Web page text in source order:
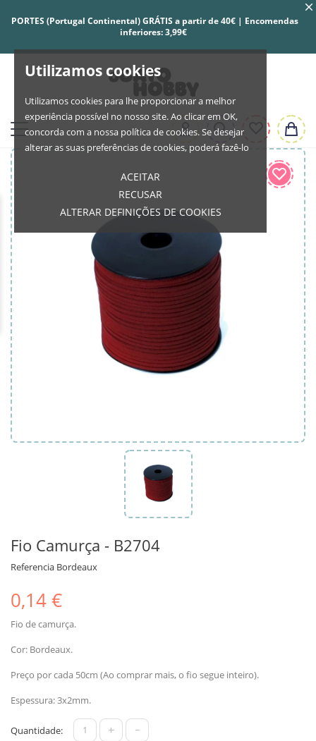
Utilizamos cookies
Utilizamos cookies para lhe proporcionar a melhor
experiência possível no nosso site. Ao clicar em OK,
concorda com a nossa política de cookies. Se desejar
alterar as suas preferências de cookies, poderá fazê-lo
ACEITAR
RECUSAR
ALTERAR DEFINIÇÕES DE COOKIES
PORTES (Portugal Continental) GRÁTIS a partir de 40€ | Encomendas
inferiores: 3,99€
Fio Camurça - B2704
Referencia Bordeaux
0,14 €
Fio de camurça.
Cor: Bordeaux.
Preço por cada 50cm (Ao comprar mais, o fio segue inteiro).
Espessura: 3x2mm.
Quantidade: + -